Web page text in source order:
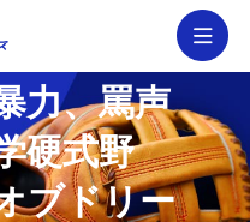
・ドリームズ │ 奈良県の
力、罵声
硬式野
ブドリー